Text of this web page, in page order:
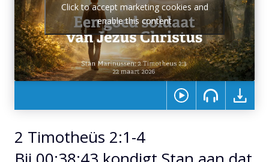
Click to accept marketing cookies and
enable this content
2 Timotheüs 2:1-4